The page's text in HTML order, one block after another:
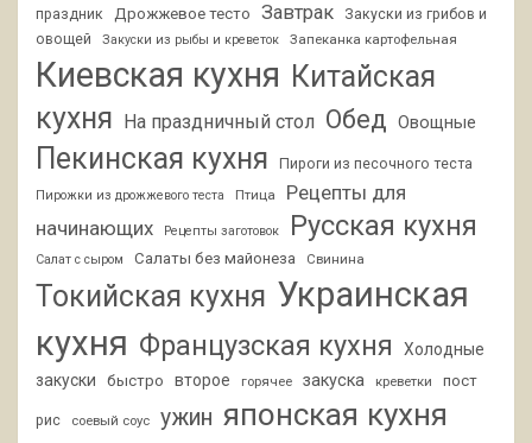
праздник
Дрожжевое тесто Завтрак
Закуски из грибов и
овощей
Закуски из рыбы и креветок Запеканка картофельная
Киевская кухня Китайская
кухня На праздничный стол Обед Овощные
Пекинская кухня Пироги из песочного теста
Пирожки из дрожжевого теста Птица
Рецепты для
начинающих
Рецепты заготовок Русская кухня
Салат с сыром Салаты без майонеза Свинина
Токийская кухня Украинская
кухня Французская кухня
Холодные
закуски
быстро второе горячее закуска креветки пост
рис соевый соус ужин японская кухня